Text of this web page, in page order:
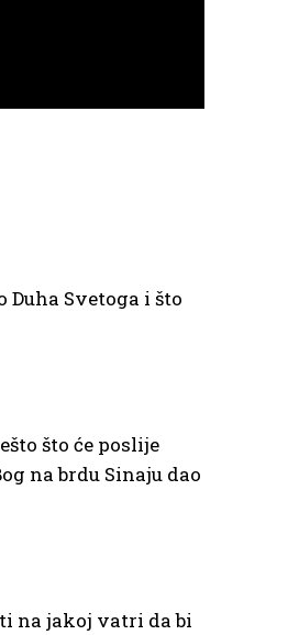
Duha Svetoga i što
što će poslije
na brdu Sinaju dao
na jakoj vatri da bi